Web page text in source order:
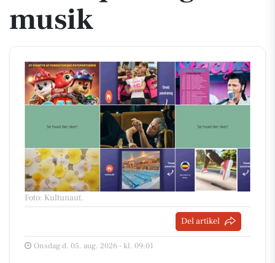
musik
Foto: Kultunaut.
Del artikel
Onsdag d. 05. aug. 2026 - kl. 09:01